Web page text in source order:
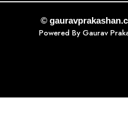
©
Powered By Gaurav